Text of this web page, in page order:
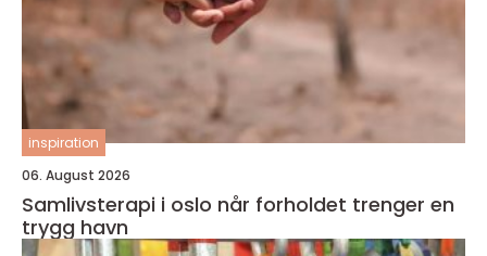
inspiration
06. August 2026
Samlivsterapi i oslo når forholdet trenger en
trygg havn